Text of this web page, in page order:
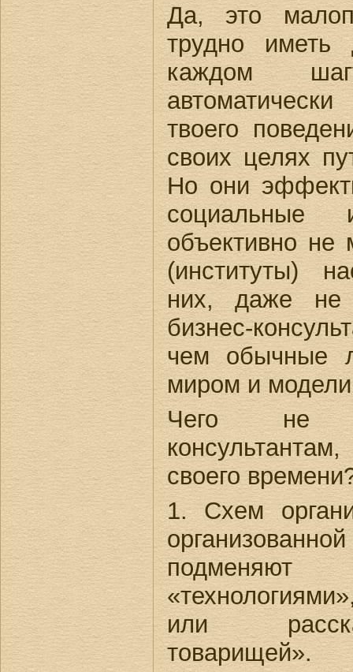
Да, это
трудно
каждом
твоего
своих целях
Но они
социальные
объективно не
(институты)
них, даже
бизнес-
чем обычные
миром и
Чего не
своего
1. Схем
или
товарищей».